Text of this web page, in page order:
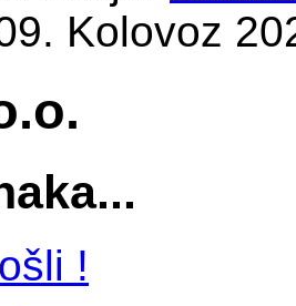
Kolovoz
!